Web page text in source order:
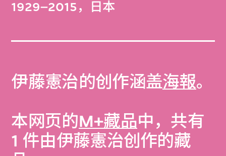
1929–2015，日本
伊藤憲治的创作涵盖海報。
本网页的M+藏品中，共有
1 件由伊藤憲治创作的藏